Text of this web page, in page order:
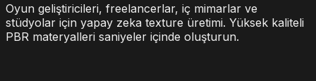
Oyun geliştiricileri, freelancerlar, iç mimarlar ve
stüdyolar için yapay zeka texture üretimi. Yüksek kaliteli
PBR materyalleri saniyeler içinde oluşturun.